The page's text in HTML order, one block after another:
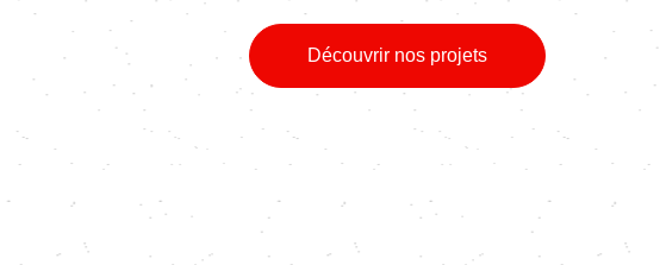
Découvrir nos projets